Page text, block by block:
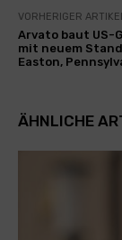
VORHERIGER
Arvato baut US-
mit neuem
Easton,
ÄHNLICHE